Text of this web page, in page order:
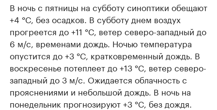
В ночь с пятницы на субботу синоптики обещают
+4 °C, без осадков. В субботу днем воздух
прогреется до +11 °C, ветер северо-западный до
6 м/с, временами дождь. Ночью температура
опустится до +3 °C, кратковременный дождь. В
воскресенье потеплеет до +13 °C, ветер северо-
западный до 3 м/с. Ожидается облачность с
прояснениями и небольшой дождь. В ночь на
понедельник прогнозируют +3 °C, без дождя.